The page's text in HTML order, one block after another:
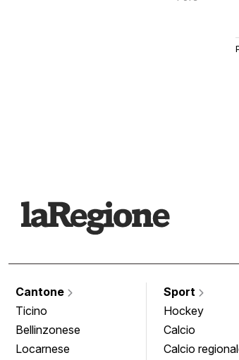
Cantone
Ticino
Bellinzonese
Locarnese
Sport
Hockey
Calcio
Calcio